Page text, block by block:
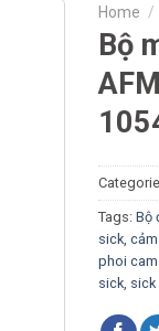
Home /
Bộ
Tags:Bộ
sick ,
phoi
sick sick